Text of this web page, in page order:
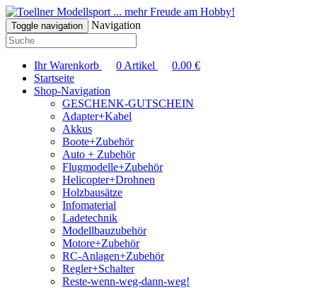
... mehr Freude am Hobby!
Toggle navigation Navigation
Ihr Warenkorb 0 Artikel 0.00 €
Startseite
Shop-Navigation
GESCHENK-GUTSCHEIN
Adapter+Kabel
Akkus
Boote+Zubehör
Auto + Zubehör
Flugmodelle+Zubehör
Helicopter+Drohnen
Holzbausätze
Infomaterial
Ladetechnik
Modellbauzubehör
Motore+Zubehör
RC-Anlagen+Zubehör
Regler+Schalter
Reste-wenn-weg-dann-weg!